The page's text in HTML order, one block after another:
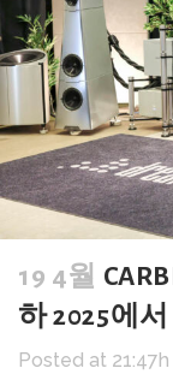
19 4월
하 2025에서
Posted at 21:47h